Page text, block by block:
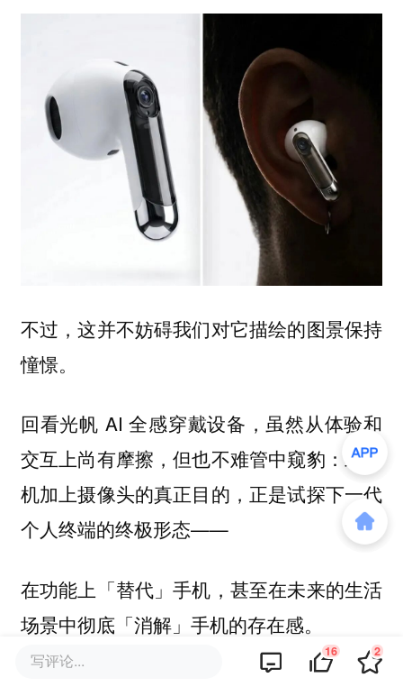
不过，这并不妨碍我们对它描绘的图景保持
憧憬。
回看光帆 AI 全感穿戴设备，虽然从体验和
交互上尚有摩擦，但也不难管中窥豹：给耳
机加上摄像头的真正目的，正是试探下一代
个人终端的终极形态——
在功能上「替代」手机，甚至在未来的生活
场景中彻底「消解」手机的存在感。
写评论... 16 2